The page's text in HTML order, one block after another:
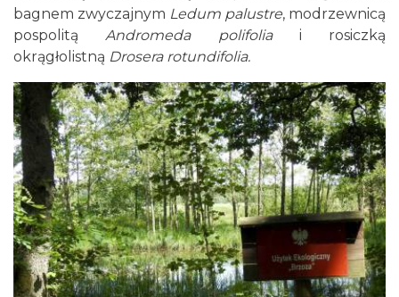
bagnem zwyczajnym Ledum palustre, modrzewnicą
pospolitą Andromeda polifoliai rosiczką
okrągłolistną Drosera rotundifolia.